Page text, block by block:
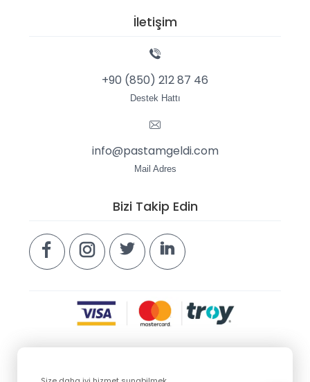
İletişim
+90 (850) 212 87 46
Destek Hattı
info@pastamgeldi.com
Mail Adres
Bizi Takip Edin